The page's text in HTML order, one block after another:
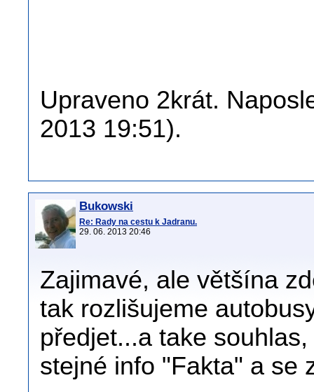
Upraveno 2krát.
2013 19:51).
Bukowski
Re: Rady na cestu k Jadranu.
29. 06. 2013 20:46
Zajimavé, ale většína
tak rozlišujeme
předjet...a take
stejné info "Fakta" a se